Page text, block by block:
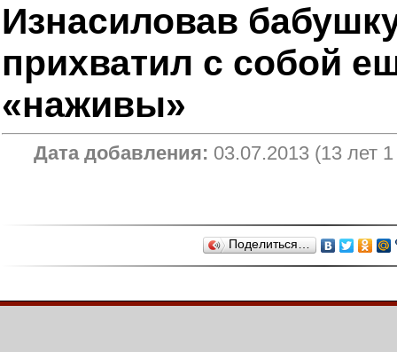
Изнасиловав
прихватил с собой
«наживы»
Дата добавления: 03.07.2013 (13 лет
Поделиться…